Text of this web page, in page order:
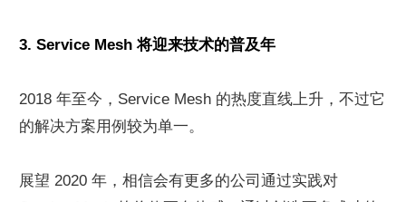
3. Service Mesh 将迎来技术的普及年
2018 年至今，Service Mesh 的热度直线上升，不过它
的解决方案用例较为单一。
展望 2020 年，相信会有更多的公司通过实践对